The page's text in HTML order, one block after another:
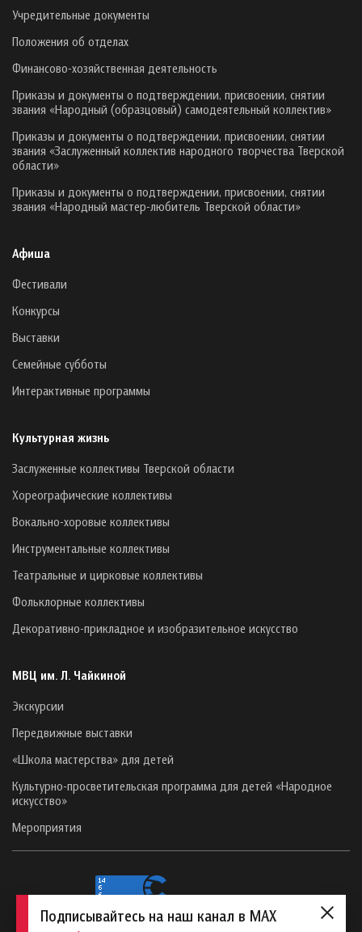
Учредительные документы
Положения об отделах
Финансово-хозяйственная деятельность
Приказы и документы о подтверждении, присвоении, снятии
звания «Народный (образцовый) самодеятельный коллектив»
Приказы и документы о подтверждении, присвоении, снятии
звания «Заслуженный коллектив народного творчества Тверской
области»
Приказы и документы о подтверждении, присвоении, снятии
звания «Народный мастер-любитель Тверской области»
Афиша
Фестивали
Конкурсы
Выставки
Семейные субботы
Интерактивные программы
Культурная жизнь
Заслуженные коллективы Тверской области
Хореографические коллективы
Вокально-хоровые коллективы
Инструментальные коллективы
Театральные и цирковые коллективы
Фольклорные коллективы
Декоративно-прикладное и изобразительное искусство
МВЦ им. Л. Чайкиной
Экскурсии
Передвижные выставки
«Школа мастерства» для детей
Культурно-просветительская программа для детей «Народное
искусство»
Мероприятия
Подписывайтесь на наш канал в MAX